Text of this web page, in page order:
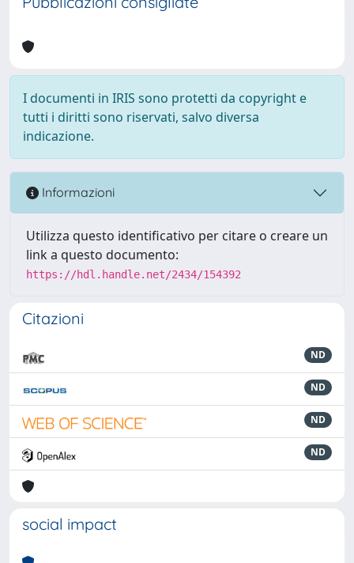
I documenti in IRIS sono protetti da copyright e
tutti i diritti sono riservati, salvo diversa
indicazione.
Informazioni
Utilizza questo identificativo per citare o creare un
link a questo documento:
https://hdl.handle.net/2434/154392
Citazioni
ND
ND
ND
ND
social impact